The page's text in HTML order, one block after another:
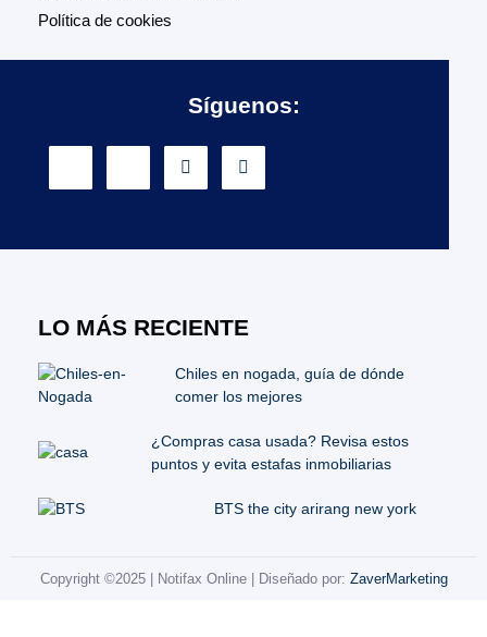
Política de cookies
Síguenos:
LO MÁS RECIENTE
Chiles en nogada, guía de dónde
comer los mejores
¿Compras casa usada? Revisa estos
puntos y evita estafas inmobiliarias
BTS the city arirang new york
Copyright ©2025 | Notifax Online | Diseñado por: ZaverMarketing